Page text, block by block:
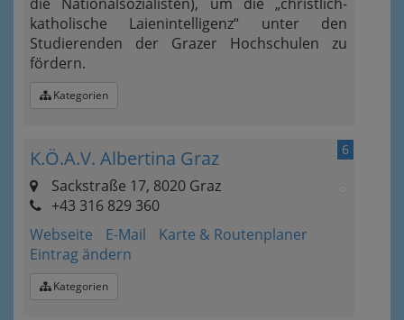
katholische Laienintelligenz“ unter den
Studierenden der Grazer Hochschulen zu
fördern.
Kategorien
6
K.Ö.A.V. Albertina Graz
Sackstraße 17, 8020 Graz
+43 316 829 360
Webseite
E-Mail
Karte & Routenplaner
Eintrag ändern
Kategorien